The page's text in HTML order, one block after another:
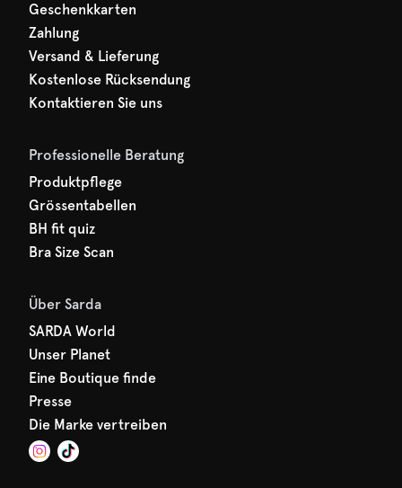
Geschenkkarten
Zahlung
Versand & Lieferung
Kostenlose Rücksendung
Kontaktieren Sie uns
Professionelle Beratung
Produktpflege
Grössentabellen
BH fit quiz
Bra Size Scan
Über Sarda
SARDA World
Unser Planet
Eine Boutique finde
Presse
Die Marke vertreiben